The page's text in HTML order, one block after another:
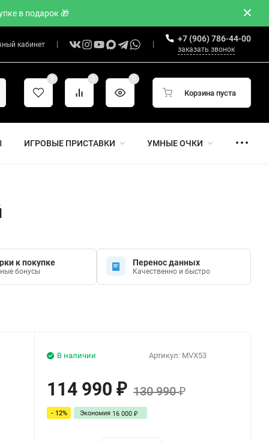
в подарок 🎁
кабинет
+7 (906) 786-44-00
заказать звонок
0 0 0
Корзина пуста
ИГРОВЫЕ ПРИСТАВКИ УМНЫЕ ОЧКИ
к покупке
бонусы
Перенос данных
Качественно и быстро
Артикул: MVX53
В наличии
114 990₽ 130 990₽
- 12% Экономия 16 000₽